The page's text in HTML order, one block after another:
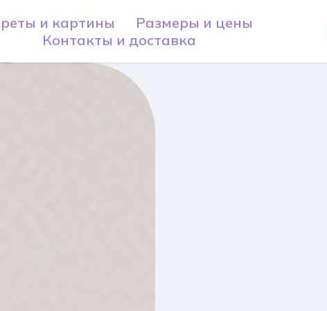
и картины
Размеры и цены
Контакты и доставка